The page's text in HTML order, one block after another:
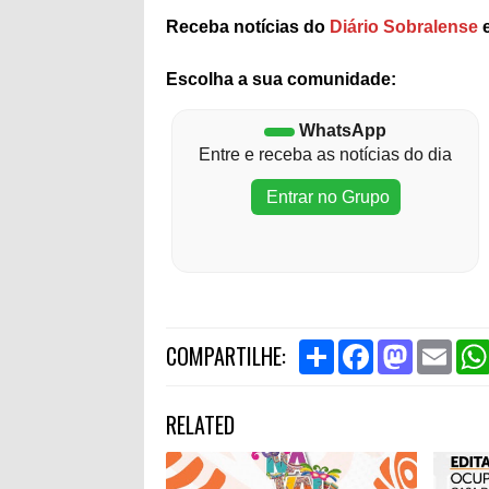
Receba notícias do Diário Sobralense
Escolha a sua comunidade:
WhatsApp
Entre e receba as notícias do dia
Entrar no Grupo
COMPARTILHE:
S
h
F
o
k
M
o
n
E
m
RELATED